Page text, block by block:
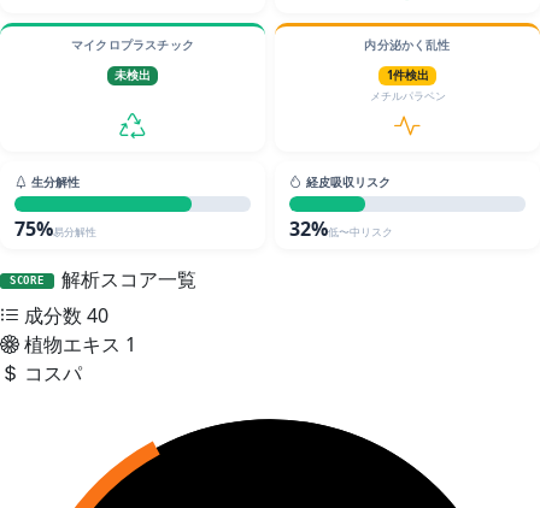
マイクロプラスチック
未検出
内分泌かく乱性
1件検出
メチルパラベン
生分解性
75%易分解性
経皮吸収リスク
32%低〜中リスク
SCORE
解析スコア一覧
成分数40
植物エキス 1
コスパ